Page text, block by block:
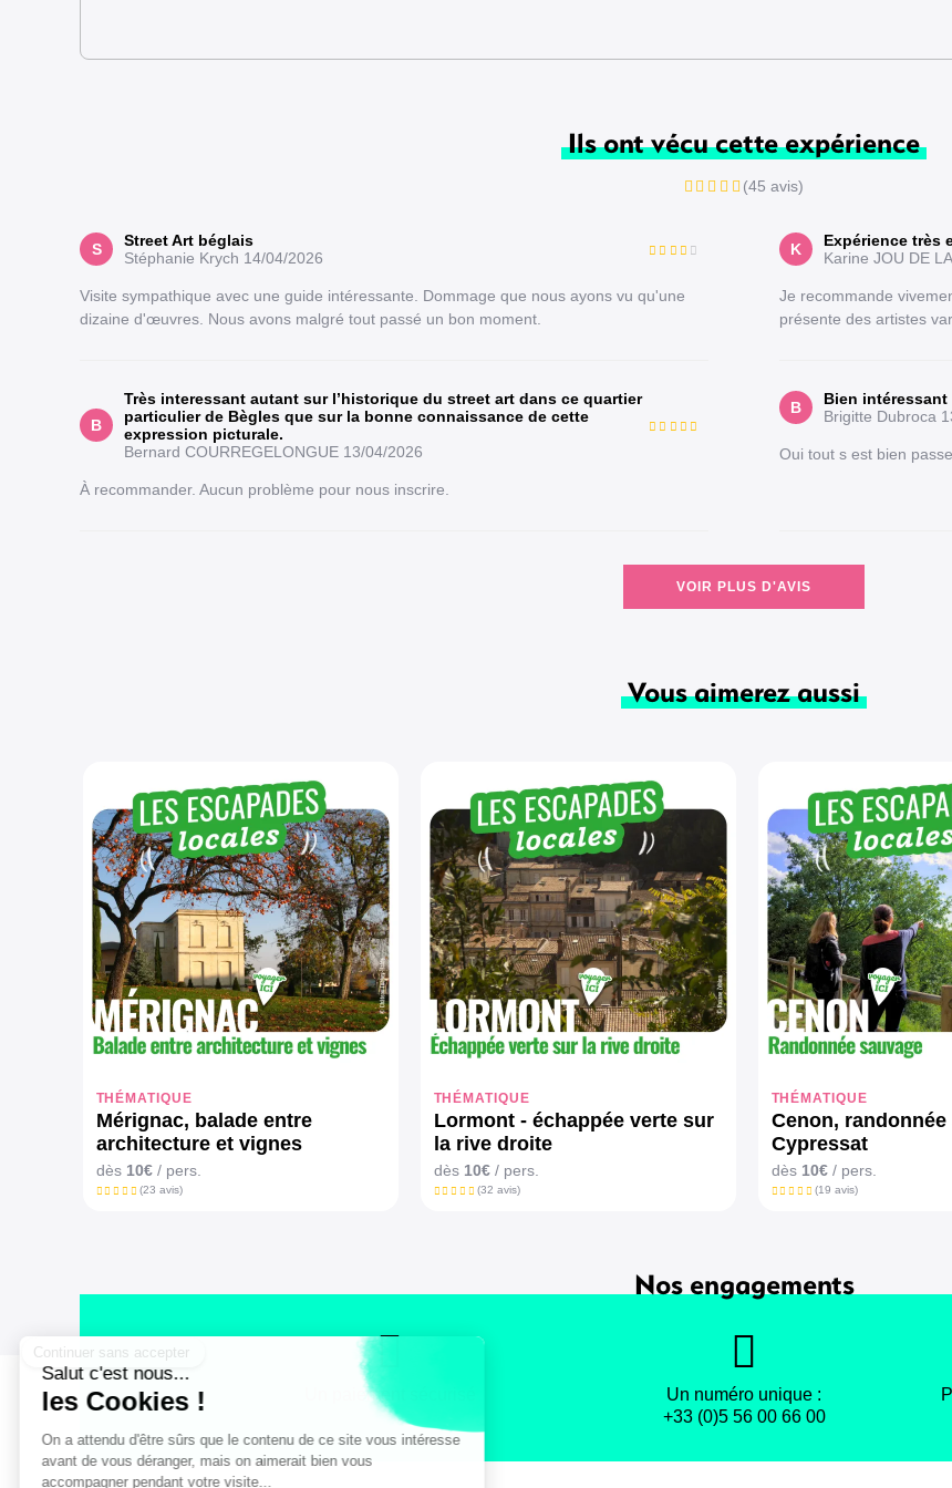
Ils ont vécu cette expérience
(45 avis)
S
Street Art béglais
Stéphanie Krych 14/04/2026
Visite sympathique avec une guide intéressante. Dommage que nous ayons vu qu'une
dizaine d'œuvres. Nous avons malgré tout passé un bon moment.
K
Expérience très
Karine JOU DE
Je recommande
présente des artistes
B
Très interessant autant sur l’historique du street art dans ce quartier
particulier de Bègles que sur la bonne connaissance de cette
expression picturale.
Bernard COURREGELONGUE 13/04/2026
À recommander. Aucun problème pour nous inscrire.
B
Bien intéressant
Brigitte Dubroca
Oui tout s est bien passe
VOIR PLUS D'AVIS
Vous aimerez aussi
THÉMATIQUE
Mérignac, balade entre
architecture et vignes
dès 10€/ pers.
(23 avis)
THÉMATIQUE
Lormont - échappée verte sur
la rive droite
dès 10€/ pers.
(32 avis)
THÉMATIQUE
Cenon, randonnée
Cypressat
dès 10€/ pers.
(19 avis)
Nos engagements
Un paiement sécurisé
Un numéro unique :
+33 (0)5 56 00 66 00